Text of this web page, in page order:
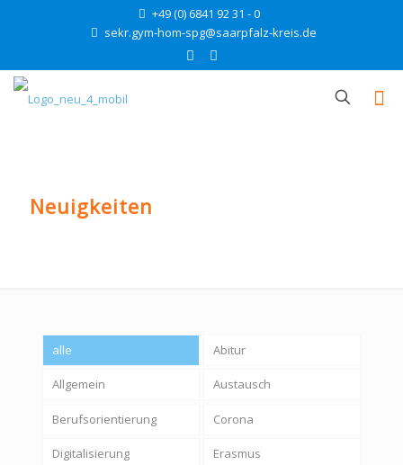
+49 (0) 6841 92 31 - 0
sekr.gym-hom-spg@saarpfalz-kreis.de
Neuigkeiten
alle Abitur
Allgemein Austausch
Berufsorientierung Corona
Digitalisierung Erasmus